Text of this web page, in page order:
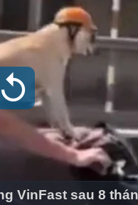
VinFast sau 8